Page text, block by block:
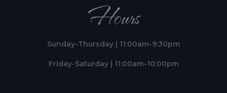
Hours
Sunday-Thursday | 11:00am-9:30pm
Friday-Saturday | 11:00am-10:00pm